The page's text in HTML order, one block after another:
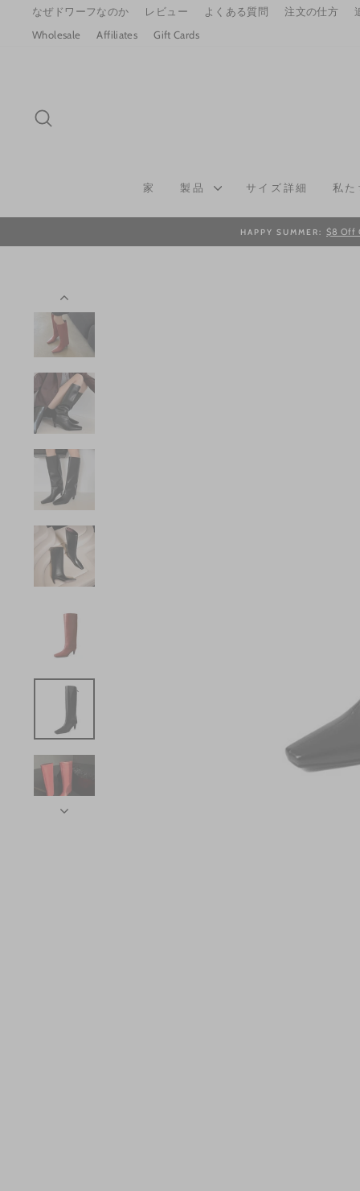
content
なぜドワーフなのか レビュー よくある質問 注文の仕方
Wholesale
Affiliates Gift Cards
家 製品 サイズ詳細 私た
HAPPY SUMMER: $8 Off